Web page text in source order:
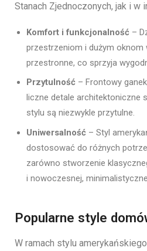
Stanach Zjednoczonych, jak i w
Komfort i funkcjonalność –
przestrzeniom i dużym oknom
przestronne, co sprzyja
Przytulność – Frontowy
liczne detale architektoniczne
stylu są niezwykle przytulne.
Uniwersalność – Styl
dostosować do różnych
zarówno stworzenie
i nowoczesnej,
Popularne style
W ramach stylu